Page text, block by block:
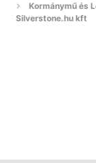
Kormánymű és
Silverstone.hu kft